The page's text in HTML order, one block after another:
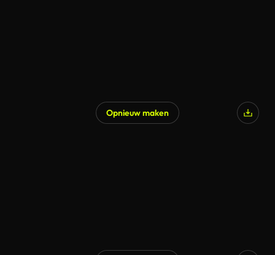
Opnieuw maken